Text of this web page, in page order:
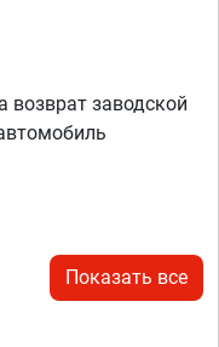
заводской
Показать все